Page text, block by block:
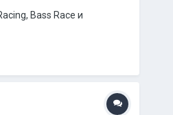
Bass Race и